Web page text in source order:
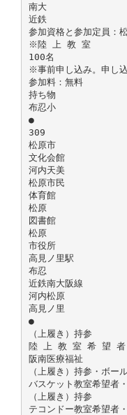
南大
近鉄
参加資格と参加定員：
※陸 上 教 室
100名
※事前申し込み。申し
参加料：無料
持ち物
布忍小
●
309
松原市
文化会館
河内天美
松原市民
体育館
松原
図書館
松原
市役所
高見ノ里駅
布忍
近鉄南大阪線
河内松原
高見ノ里
●
（上履き）持参
陸 上 教 室 希 望 者
阪南医療福祉
（上履き）持参・ボー
バスケット教室希望者
（上履き）持参
テコンドー教室希望者